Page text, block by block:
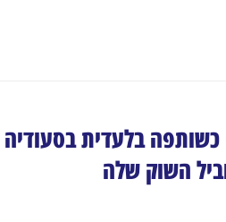
Provation ממנה את Gulf Medical Company כשותפה בלעדית בסעודיה
השוק שלה